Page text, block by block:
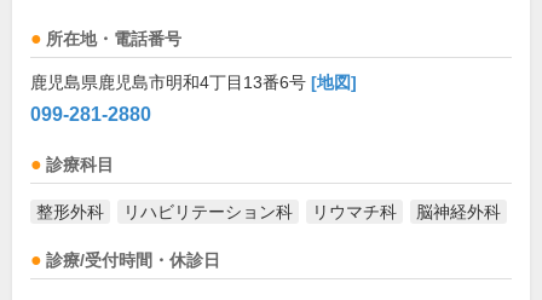
所在地・電話番号
鹿児島県鹿児島市明和4丁目13番6号 [地図]
099-281-2880
診療科目
整形外科 リハビリテーション科 リウマチ科 脳神経外科
診療/受付時間・休診日